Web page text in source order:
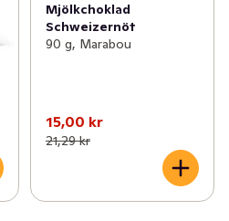
Mjölkchoklad
Schweizernöt
90 g, Marabou
15,00 kr
21,29 kr